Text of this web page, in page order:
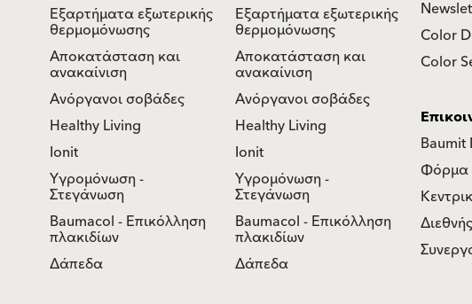
Εξαρτήματα εξωτερικής
θερμομόνωσης
Αποκατάσταση και
ανακαίνιση
Ανόργανοι σοβάδες
Healthy Living
Ionit
Υγρομόνωση -
Στεγάνωση
Baumacol - Επικόλληση
πλακιδίων
Δάπεδα
Εξαρτήματα εξωτερικής
θερμομόνωσης
Αποκατάσταση και
ανακαίνιση
Ανόργανοι σοβάδες
Healthy Living
Ionit
Υγρομόνωση -
Στεγάνωση
Baumacol - Επικόλληση
πλακιδίων
Δάπεδα
Color
Color
Φόρμα